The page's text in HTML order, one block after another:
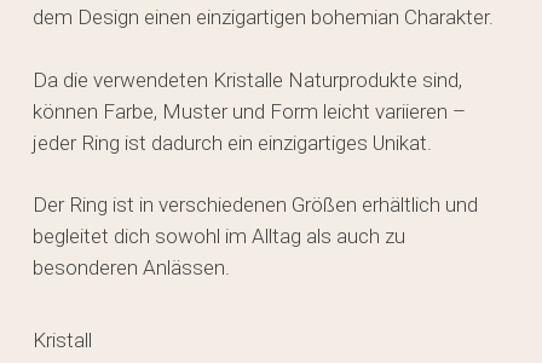
dem Design einen einzigartigen bohemian Charakter.
Da die verwendeten Kristalle Naturprodukte sind,
können Farbe, Muster und Form leicht variieren –
jeder Ring ist dadurch ein einzigartiges Unikat.
Der Ring ist in verschiedenen Größen erhältlich und
begleitet dich sowohl im Alltag als auch zu
besonderen Anlässen.
Kristall